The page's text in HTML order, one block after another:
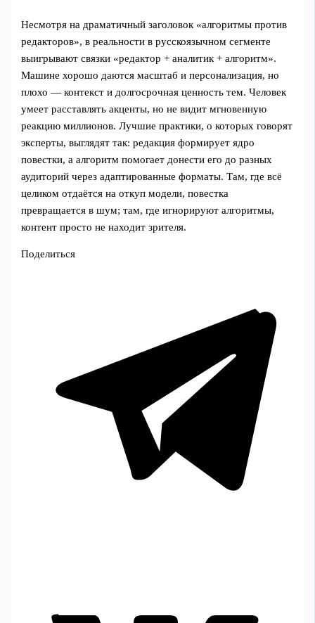
Несмотря на драматичный заголовок «алгоритмы против
редакторов», в реальности в русскоязычном сегменте
выигрывают связки «редактор + аналитик + алгоритм».
Машине хорошо даются масштаб и персонализация, но
плохо — контекст и долгосрочная ценность тем. Человек
умеет расставлять акценты, но не видит мгновенную
реакцию миллионов. Лучшие практики, о которых говорят
эксперты, выглядят так: редакция формирует ядро
повестки, а алгоритм помогает донести его до разных
аудиторий через адаптированные форматы. Там, где всё
целиком отдаётся на откуп модели, повестка
превращается в шум; там, где игнорируют алгоритмы,
контент просто не находит зрителя.
Поделиться